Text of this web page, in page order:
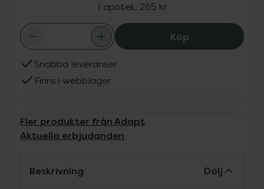
I apotek: 265 kr
KöpAdapt Anti
Snabba leveranser
Finns i webblager
Fler produkter från Adapt
Aktuella erbjudanden
Beskrivning Dölj